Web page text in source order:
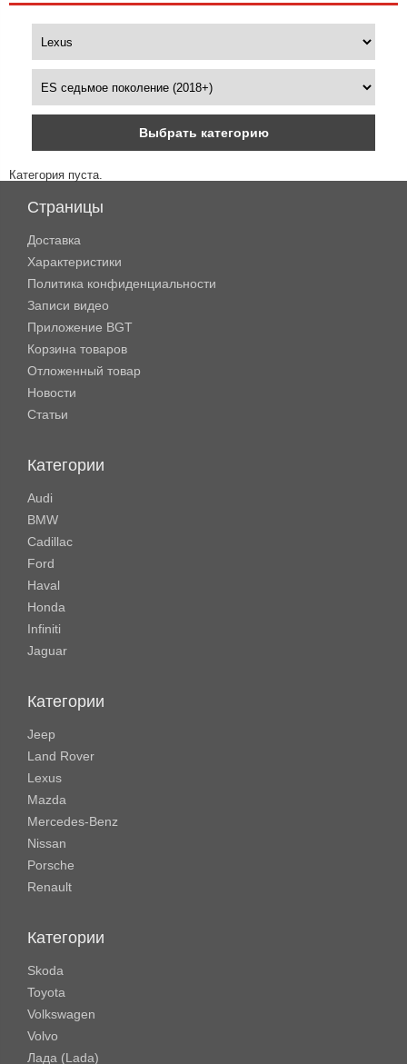
Выбрать категорию
Категория пуста.
Страницы
Доставка
Характеристики
Политика конфиденциальности
Записи видео
Приложение BGT
Корзина товаров
Отложенный товар
Новости
Статьи
Категории
Audi
BMW
Cadillac
Ford
Haval
Honda
Infiniti
Jaguar
Категории
Jeep
Land Rover
Lexus
Mazda
Mercedes-Benz
Nissan
Porsche
Renault
Категории
Skoda
Toyota
Volkswagen
Volvo
Лада (Lada)